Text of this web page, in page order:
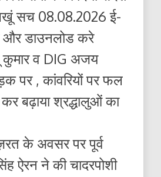
सच 08.08.2026 ई-
और डाउनलोड करे
व DIG अजय
पर , कांवरियों पर फल
कर बढ़ाया श्रद्धालुओं का
के अवसर पर पूर्व
ऐरन ने की चादरपोशी